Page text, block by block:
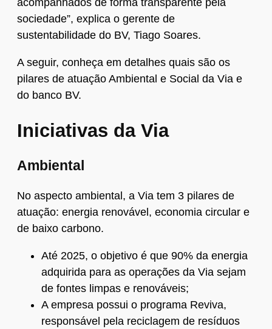
acompanhados de forma transparente pela
sociedade”, explica o gerente de
sustentabilidade do BV, Tiago Soares.
A seguir, conheça em detalhes quais são os
pilares de atuação Ambiental e Social da Via e
do banco BV.
Iniciativas da Via
Ambiental
No aspecto ambiental, a Via tem 3 pilares de
atuação: energia renovável, economia circular e
de baixo carbono.
Até 2025, o objetivo é que 90% da energia
adquirida para as operações da Via sejam
de fontes limpas e renováveis;
A empresa possui o programa Reviva,
responsável pela reciclagem de resíduos